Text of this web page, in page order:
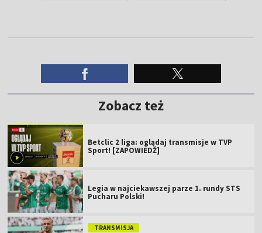
Zobacz też
Betclic 2 liga: oglądaj transmisje w TVP
Sport! [ZAPOWIEDŹ]
Legia w najciekawszej parze 1. rundy STS
Pucharu Polski!
TRANSMISJA